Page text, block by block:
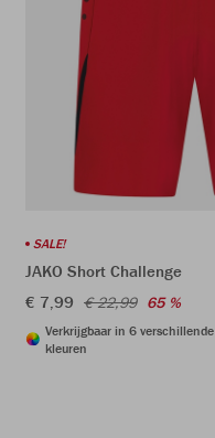
SALE!
JAKO Short Challenge
€ 7,99 € 22,99 65 %
Verkrijgbaar in 6 verschillende
kleuren